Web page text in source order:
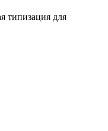
типизация для